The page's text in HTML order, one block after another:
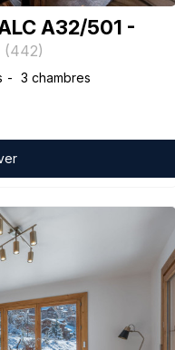
A32/501 -
(442)
3 chambres